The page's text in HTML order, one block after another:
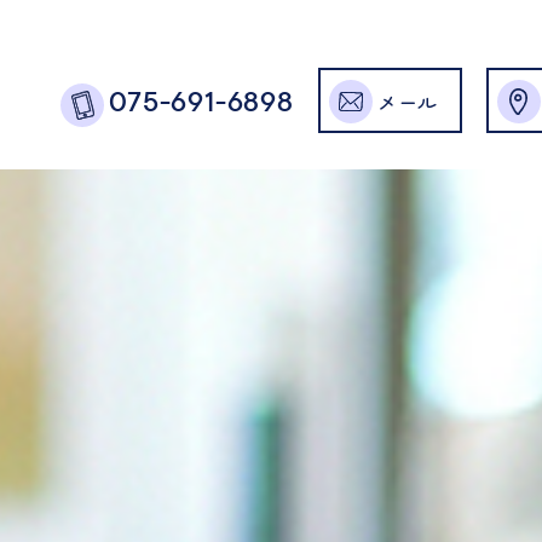
075-691-6898 メール